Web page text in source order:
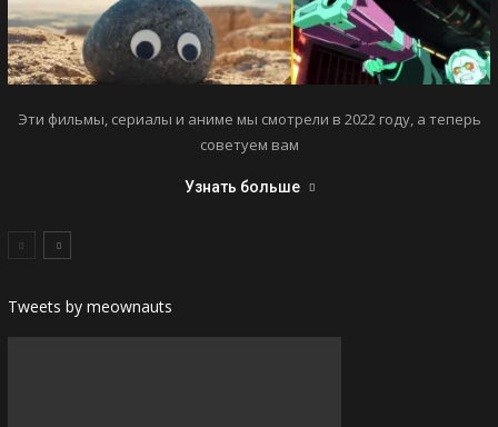
Эти фильмы, сериалы и аниме мы смотрели в 2022 году, а теперь
советуем вам
Узнать больше
Tweets by meownauts